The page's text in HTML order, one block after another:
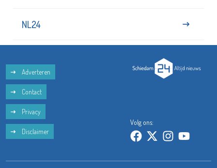
NL24
Adverteren
Contact
Privacy
Disclaimer
Volg ons: